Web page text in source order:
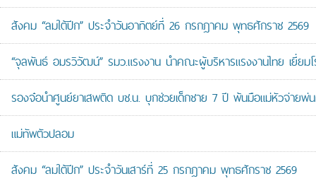
สังคม “ลมใต้ปีก” ประจำวันอาทิตย์ที่ 26 กรกฎาคม พุทธศักราช 2569
“จุลพันธ์ อมรวิวัฒน์” รมว.แรงงาน นำคณะผู้บริหารแรงงานไทย เยี่ยม
รองจ๋อนำศูนย์ยาเสพติด บช.น. บุกช่วยเด็กชาย 7 ปี พ้นมือแม่หัวจ่ายพ่น
แม่ทัพตัวปลอม
สังคม “ลมใต้ปีก” ประจำวันเสาร์ที่ 25 กรกฎาคม พุทธศักราช 2569